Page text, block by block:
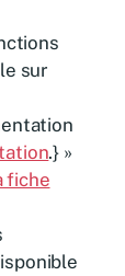
sur
.} »
fiche